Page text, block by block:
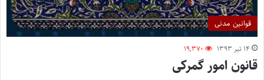
قوانین مدنی
۱۴ تیر ۱۳۹۳ ۱۹,۳۷۰
قانون امور گمرکی